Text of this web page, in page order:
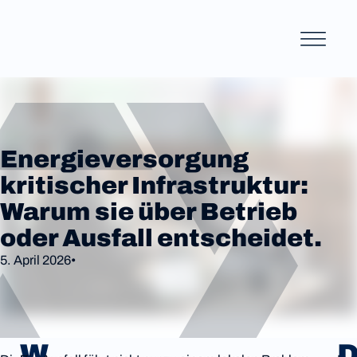
Energieversorgung
kritischer Infrastruktur:
Warum sie über Betrieb
oder Ausfall entscheidet.
5. April 2026